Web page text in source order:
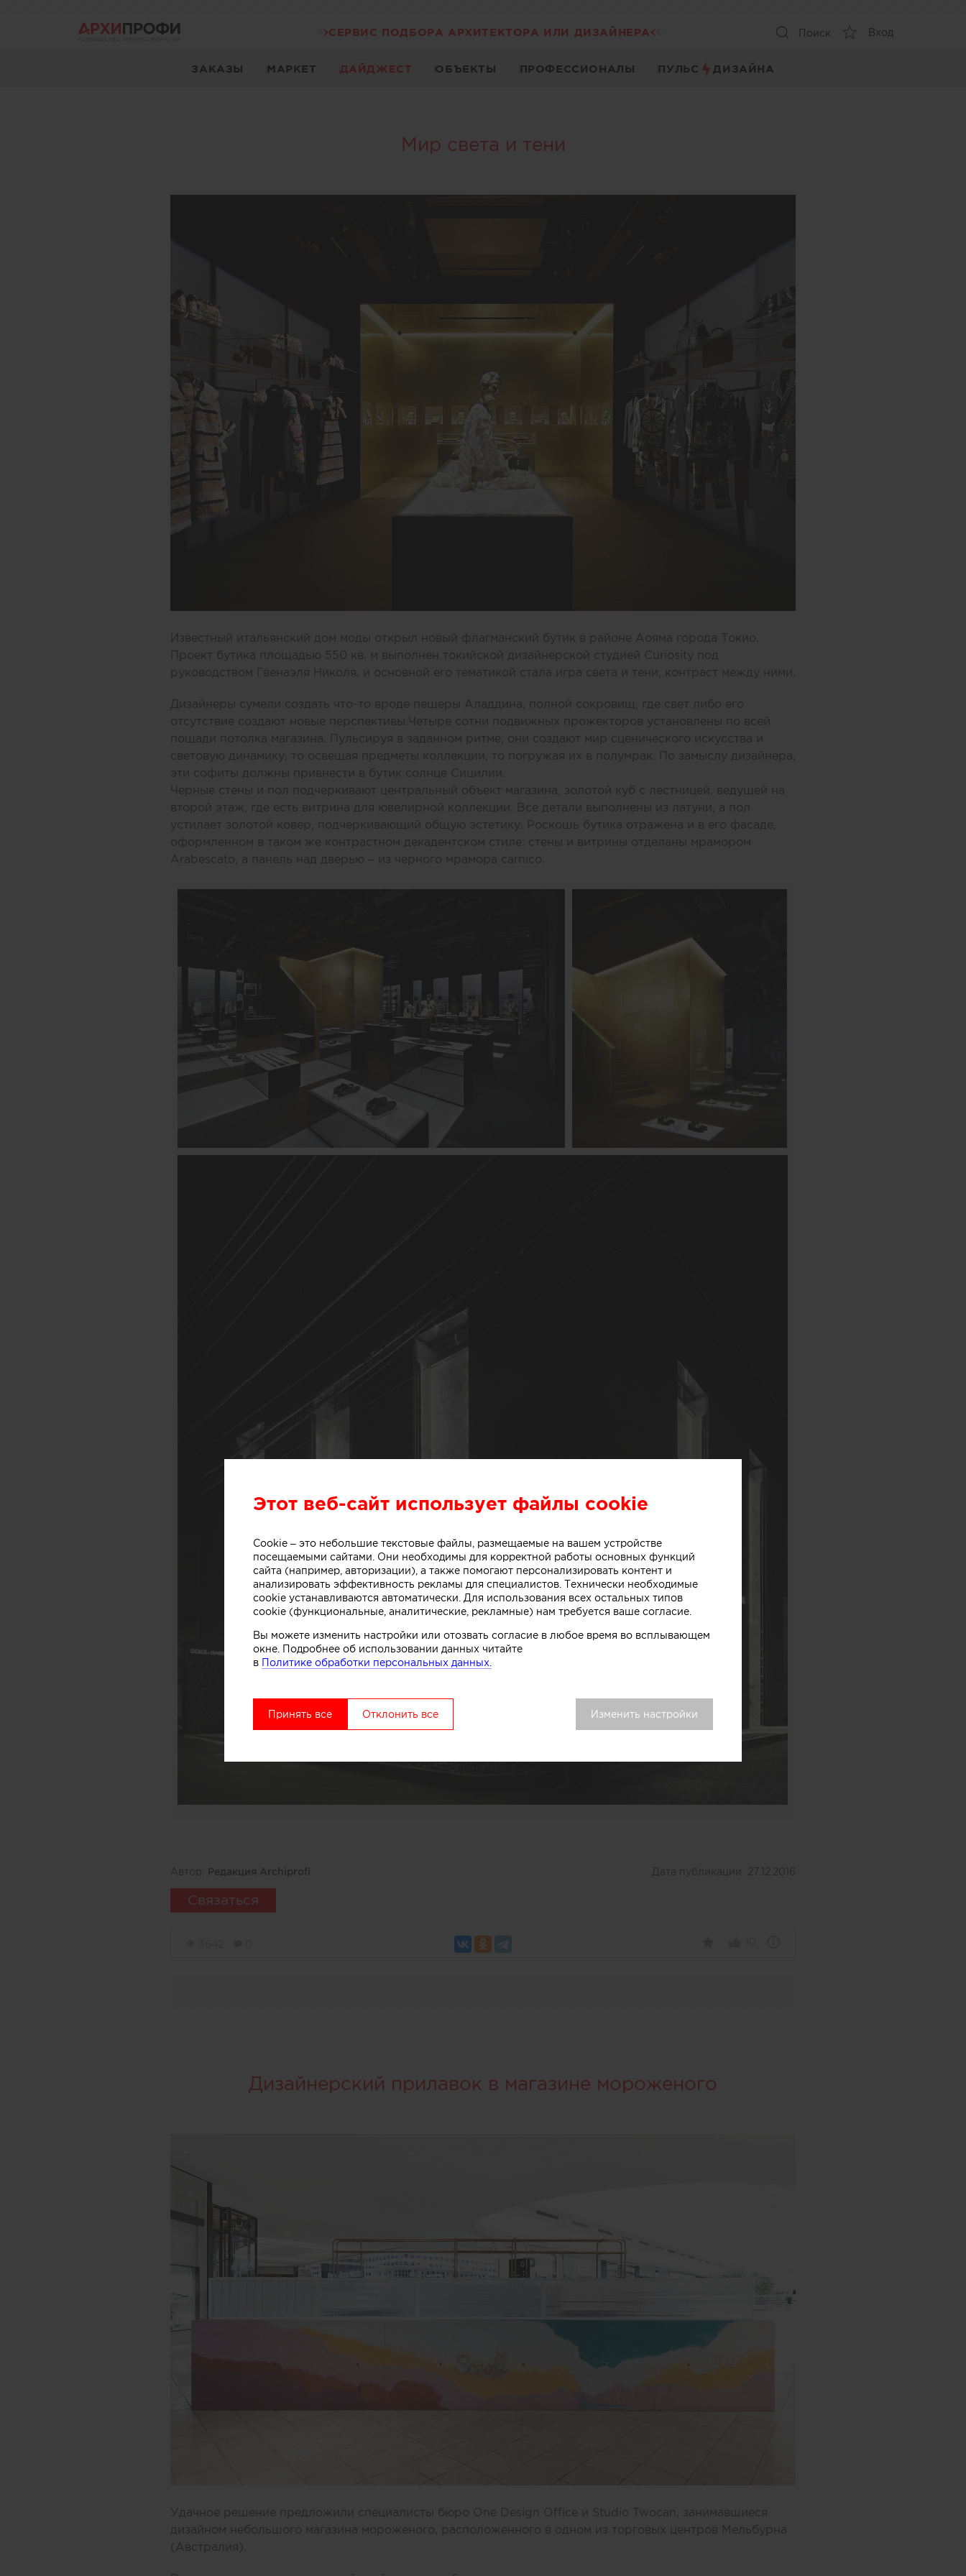
СЕРВИС ПОДБОРА АРХИТЕКТОРА ИЛИ ДИЗАЙНЕРА Поиск Вход
ЗАКАЗЫ МАРКЕТ ДАЙДЖЕСТ ОБЪЕКТЫ ПРОФЕССИОНАЛЫ ПУЛЬС ДИЗАЙНА
Мир света и тени
Известный итальянский дом моды открыл новый флагманский бутик в районе Аояма города Токио.
Проект бутика площадью 550 кв. м выполнен токийской дизайнерской студией Сuriosity под
руководством Гвенаэля Hиколя, и основной его тематикой стала игра света и тени, контраст между ними.
Дизайнеры сумели создать что-то вроде пещеры Аладдина, полной сокровищ, где свет либо его
отсутствие создают новые перспективы.Четыре сотни подвижных прожекторов установлены по всей
пощади потолка магазина. Пульсируя в заданном ритме, они создают мир сценического искусства и
световую динамику, то освещая предметы коллекции, то погружая их в полумрак. По замыслу дизайнера,
эти софиты должны привнести в бутик солнце Сицилии.
Черные стены и пол подчеркивают центральный объект магазина, золотой куб с лестницей, ведущей на
второй этаж, где есть витрина для ювелирной коллекции. Все детали выполнены из латуни, а пол
устилает золотой ковер, подчеркивающий общую эстетику. Роскошь бутика отражена и в его фасаде,
оформленном в таком же контрастном декадентском стиле: стены и витрины отделаны мрамором
Arabescato, а панель над дверью – из черного мрамора carnico.
Автор: Редакция Archiprofi Дата публикации: 27.12.2016
Связаться
Дизайнерский прилавок в магазине мороженого
Удачное решение предложили специалисты бюро One Design Office и Studio Twocan, занимавшиеся
дизайном небольшого магазина мороженого, расположенного в одном из торговых центров Мельбурна
(Австралия).
Этот веб-сайт использует файлы cookie
Cookie – это небольшие текстовые файлы, размещаемые на вашем устройстве
посещаемыми сайтами. Они необходимы для корректной работы основных функций
сайта (например, авторизации), а также помогают персонализировать контент и
анализировать эффективность рекламы для специалистов. Технически необходимые
cookie устанавливаются автоматически. Для использования всех остальных типов
cookie (функциональные, аналитические, рекламные) нам требуется ваше согласие.
Вы можете изменить настройки или отозвать согласие в любое время во всплывающем
окне. Подробнее об использовании данных читайте
в Политике обработки персональных данных.
Принять все Отклонить все Изменить настройки